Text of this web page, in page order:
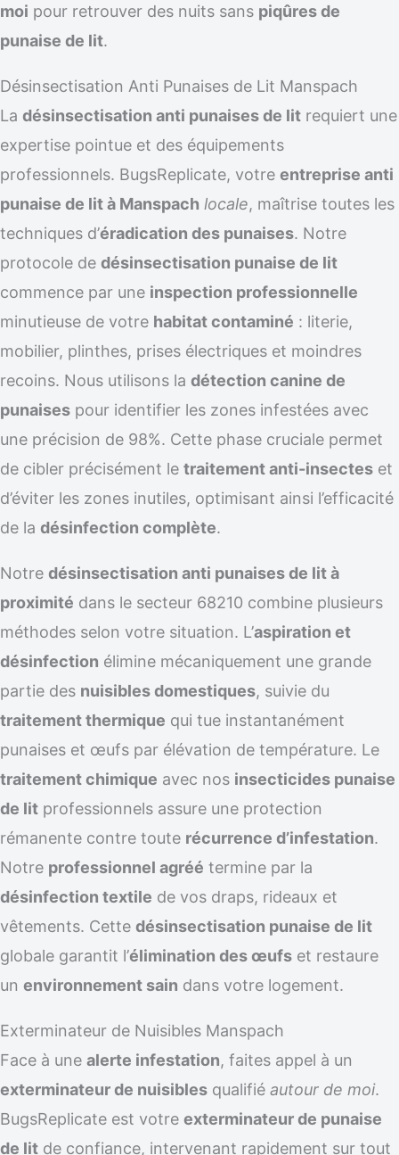
moi pour retrouver des nuits sans piqûres de
punaise de lit.
Désinsectisation Anti Punaises de Lit Manspach
La désinsectisation anti punaises de lit requiert une
expertise pointue et des équipements
professionnels. BugsReplicate, votre entreprise anti
punaise de lit à Manspach locale, maîtrise toutes les
techniques d’éradication des punaises. Notre
protocole de désinsectisation punaise de lit
commence par une inspection professionnelle
minutieuse de votre habitat contaminé : literie,
mobilier, plinthes, prises électriques et moindres
recoins. Nous utilisons la détection canine de
punaises pour identifier les zones infestées avec
une précision de 98%. Cette phase cruciale permet
de cibler précisément le traitement anti-insectes et
d’éviter les zones inutiles, optimisant ainsi l’efficacité
de la désinfection complète.
Notre désinsectisation anti punaises de lit à
proximité dans le secteur 68210 combine plusieurs
méthodes selon votre situation. L’aspiration et
désinfection élimine mécaniquement une grande
partie des nuisibles domestiques, suivie du
traitement thermique qui tue instantanément
punaises et œufs par élévation de température. Le
traitement chimique avec nos insecticides punaise
de lit professionnels assure une protection
rémanente contre toute récurrence d’infestation.
Notre professionnel agréé termine par la
désinfection textile de vos draps, rideaux et
vêtements. Cette désinsectisation punaise de lit
globale garantit l’élimination des œufs et restaure
un environnement sain dans votre logement.
Exterminateur de Nuisibles Manspach
Face à une alerte infestation, faites appel à un
exterminateur de nuisibles qualifié autour de moi.
BugsReplicate est votre exterminateur de punaise
de lit de confiance, intervenant rapidement sur tout